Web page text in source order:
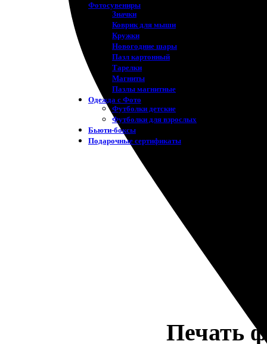
Фотоcувениры
Значки
Коврик для мыши
Кружки
Новогодние шары
Пазл картонный
Тарелки
Магниты
Пазлы магнитные
Одежда с Фото
Футболки детские
Футболки для взрослых
Бьюти-боксы
Подарочные сертификаты
Печать